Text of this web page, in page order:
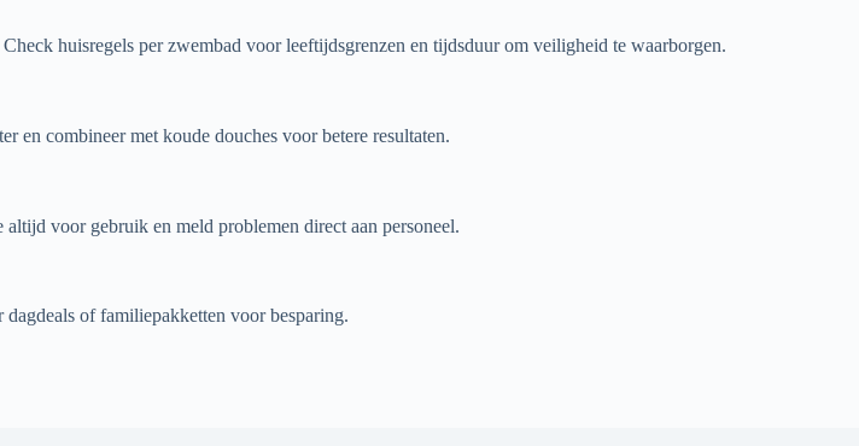
huisregels per zwembad voor leeftijdsgrenzen en tijdsduur om veiligheid te waarborgen.
en combineer met koude douches voor betere resultaten.
voor gebruik en meld problemen direct aan personeel.
of familiepakketten voor besparing.